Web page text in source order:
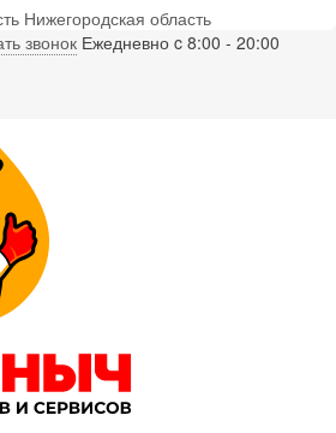
Нижегородская область
звонок Ежедневно c 8:00 - 20:00